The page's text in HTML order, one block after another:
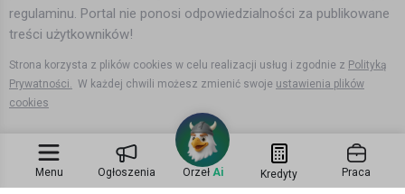
regulaminu. Portal nie ponosi odpowiedzialności za publikowane
treści użytkowników!
Strona korzysta z plików cookies w celu realizacji usług i zgodnie z Polityką
Prywatności. W każdej chwili możesz zmienić swoje ustawienia plików
cookies
Menu Ogłoszenia Orzeł Ai Kredyty Praca